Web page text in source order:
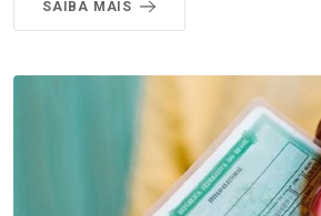
SAIBA MAIS